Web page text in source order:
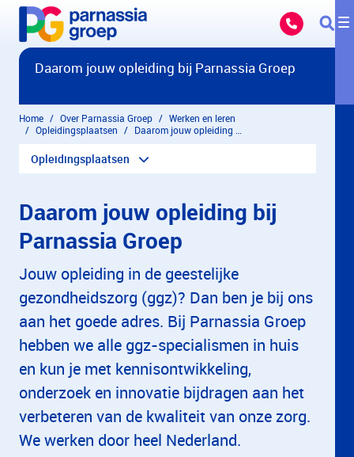
Overslaan en naar hoofdinhoud gaan
Daarom jouw opleiding bij Parnassia Groep
Home Over Parnassia Groep
Werken en leren
Opleidingsplaatsen
Opleidingsplaatsen
Daarom jouw opleiding bij
Parnassia Groep
Jouw opleiding in de geestelijke
gezondheidszorg (ggz)? Dan ben je bij ons
aan het goede adres. Bij Parnassia Groep
hebben we alle ggz-specialismen in huis
en kun je met kennisontwikkeling,
onderzoek en innovatie bijdragen aan het
verbeteren van de kwaliteit van onze zorg.
We werken door heel Nederland.